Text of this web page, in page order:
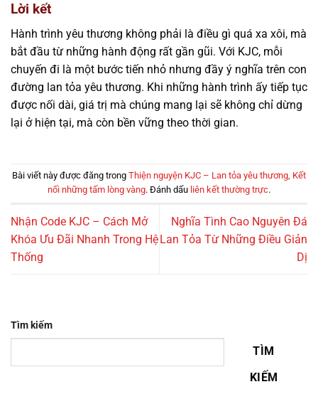
Tìm kiếm
TÌM
KIẾM
Lời kết
Hành trình yêu thương không phải là điều gì quá xa xôi, mà
bắt đầu từ những hành động rất gần gũi. Với KJC, mỗi
chuyến đi là một bước tiến nhỏ nhưng đầy ý nghĩa trên con
đường lan tỏa yêu thương. Khi những hành trình ấy tiếp tục
được nối dài, giá trị mà chúng mang lại sẽ không chỉ dừng
lại ở hiện tại, mà còn bền vững theo thời gian.
Bài viết này được đăng trong Thiện nguyện KJC – Lan tỏa yêu thương, Kết
nối những tấm lòng vàng. Đánh dấu liên kết thường trực.
Nhận Code KJC – Cách Mở
Khóa Ưu Đãi Nhanh Trong Hệ
Thống
Nghĩa Tình Cao Nguyên Đá
Lan Tỏa Từ Những Điều Giản
Dị